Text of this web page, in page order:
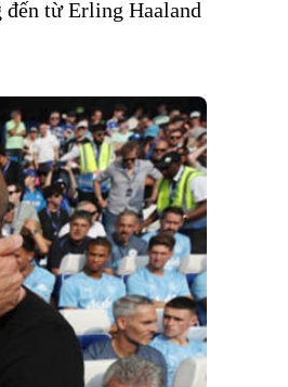
đến từ Erling Haaland